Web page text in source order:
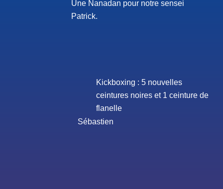
Une Nanadan pour notre sensei
Patrick.
Kickboxing : 5 nouvelles
ceintures noires et 1 ceinture de
flanelle
Sébastien